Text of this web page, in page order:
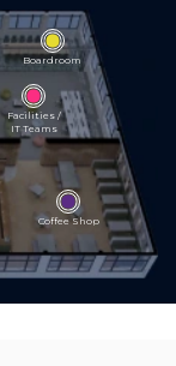
Boardroom
Facilities /
IT Teams
Coffee Shop